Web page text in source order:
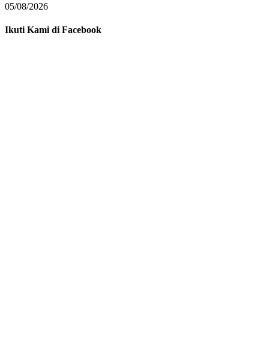
05/08/2026
Ikuti Kami di Facebook